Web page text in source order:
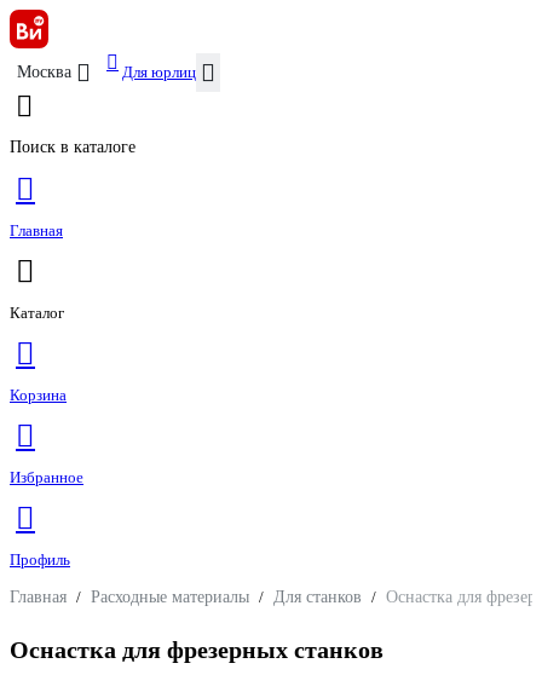
Москва Для юрлиц
Поиск в каталоге
Главная
Каталог
Корзина
Избранное
Профиль
Главная / Расходные материалы / Для станков / Оснастка для
Оснастка для фрезерных станков